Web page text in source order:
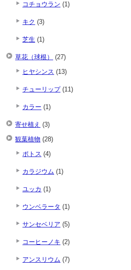
コチョウラン (1)
キク (3)
芝生 (1)
草花（球根）
(27)
ヒヤシンス (13)
チューリップ(11)
カラー (1)
寄せ植え (3)
観葉植物 (28)
ポトス (4)
カラジウム (1)
ユッカ (1)
ウンベラータ (1)
サンセベリア (5)
コーヒーノキ (2)
アンスリウム (7)